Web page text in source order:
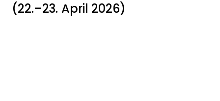
(22.–23. April 2026)